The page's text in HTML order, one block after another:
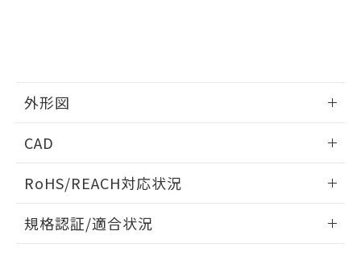
外形図
CAD
ドすることができます。
ログイン/会員登録
RoHS/REACH対応状況
EU RoHS 注意事項・凡例
規格認証/適合状況
また、RoHS指令のフタル酸エステル類４
物質の対応では、対応完了までの期間は出
荷製品に未対応品が混在することから備考
り、2022年1月12日より割愛しておりま
す。